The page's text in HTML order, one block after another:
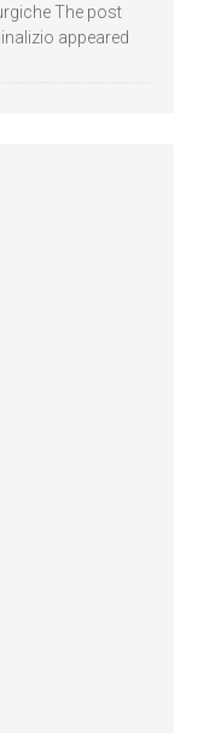
The post
appeared